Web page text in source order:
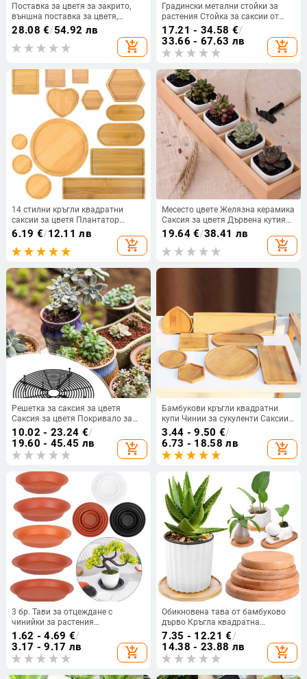
Поставка за цветя за закрито,
външна поставка за цветя,
зелена поставка за цветя, кръгла
тръбна поставка за цветя,
градинска поставка за цветя
28.08 €/54.92 лв
add_shopping_cart
Градински метални стойки за
растения Стойка за саксии от
ковано желязо Неръждаема
саксия за цветя Стойка за саксия
Поставка за открито закрито
Късо
17.21 - 34.58 €/
33.66 - 67.63 лв
add_shopping_cart
14 стилни кръгли квадратни
саксии за цветя Плантатор
Бамбукова тава Дървена
поставка за градински
консумативи Домашен декор
елегантен дизайн
6.19 €/12.11 лв
add_shopping_cart
Месесто цвете Желязна керамика
Саксия за цветя Дървена кутия
Сукулентно растение Саксия за
цветя Поставка Плантер Саксия
за бонсай 5 Решетка
19.64€/38.41 лв
add_shopping_cart
Решетка за саксия за цветя
Саксия за цветя Покривало за
защита на почвата Саксия за
растения Покривало за почва
Протектор за цветя за растения
Котка Куче Заек Запушалка за
копаене Вътрешна
10.02 - 23.24 €/
19.60 - 45.45 лв
add_shopping_cart
Бамбукови кръгли квадратни
купи Чинии за сукуленти Саксии
Тави Основа Стойка Градински
декор Декорация на дома
Занаяти
3.44 - 9.50 €/
6.73 - 18.58 лв
add_shopping_cart
3 бр. Тави за отцеждане с
чинийки за растения
Пластмасови чинийки за тави
Вътрешна саксия за цветя на
открито Кръгла модна
отличителна нови градински
принадлежности
1.62 - 4.69 €/
3.17 - 9.17 лв
add_shopping_cart
Обикновена тава от бамбуково
дърво Кръгла квадратна
шестоъгълна саксия Основа
Саксии Поставка за саксии
Сукуленти Поставка за бонсай
Начало Декор Градинарство
7.35 - 12.21 €/
14.38 - 23.88 лв
add_shopping_cart